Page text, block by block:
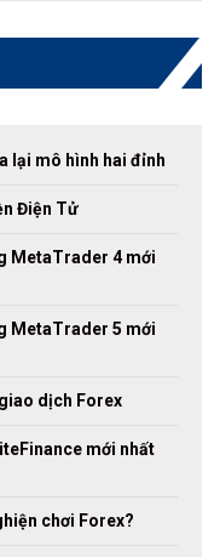
lại mô hình hai đỉnh
Điện Tử
MetaTrader 4 mới
MetaTrader 5 mới
dịch Forex
mới nhất
chơi Forex?